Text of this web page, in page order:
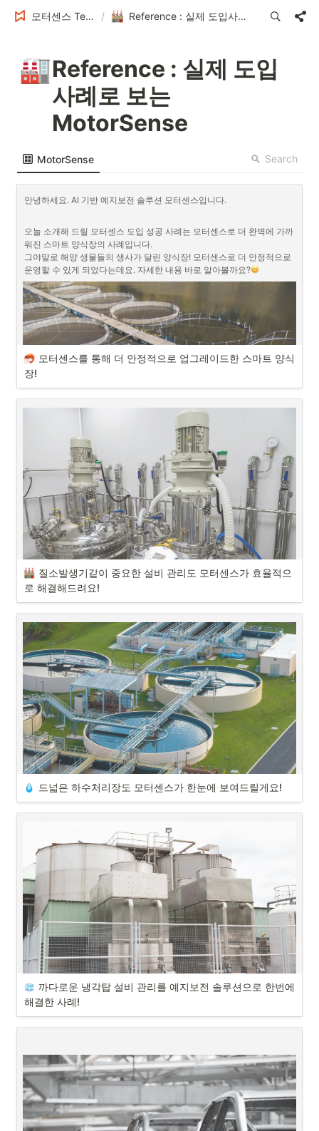
모터센스 Tech Blog / Reference : 실제 도입사례로 보는 MotorSense
🏭Reference : 실제 도입
사례로 보는
MotorSense
MotorSense Search
안녕하세요. AI 기반 예지보전 솔루션 모터센스입니다.
오늘 소개해 드릴 모터센스 도입 성공 사례는 모터센스로 더 완벽에 가까
워진 스마트 양식장의 사례입니다.
그야말로 해양 생물들의 생사가 달린 양식장! 모터센스로 더 안정적으로
운영할 수 있게 되었다는데요. 자세한 내용 바로 알아볼까요?
모터센스 고객사 실사용 후기, 스마트 양식장 도입 사례를 소개합니다!
#모터센스 #모터고장예측 #스마트양식장 #스마트설비관리 #설비관리
#양식장관리
도입 사례 간단 소개
“간단한 소개와 예지보전 솔루션 도입 계기를 부탁드려요.”
모터센스를 통해 더 안정적으로 업그레이드한 스마트 양식
장!
안녕하세요. AI 기반 예지보전 솔루션 모터센스입니다.
오늘 소개해 드릴 모터센스 도입 성공 사례는, 설비가 까다로운 질소발생
기 때문에 문제를 겪고 있던 전자 부품 제조공장의 이야기입니다!
모터센스가 어떻게 어려움을 덜어 줬을지 바로 확인해 보도록 하겠습니
모터센스 고객사 실사용 후기, 하수처리장 도입 성공 사례를 소개합니다!
#모터센스 #모터고장예측 #전자제품공장 #스마트설비관리 #설비관리
#질소발생기관리
도입 사례 간단 소개
고객사 : 전자 부품 제조 공장
설치 대상 : 질소 발생기
“예지보전 솔루션을 도입하게 된 계기가 있으실까요?”
저희는 자동차 부품부터 모터까지 다양한 전자 부품을 만드는 공장입니
다. 저희는 공정상 질소 발생기가 꼭 필요한데요. 질소발생기 관리에 어
려움이 있어서 예지보전 솔루션을 도입하게 됐습니다.
질소발생기같이 중요한 설비 관리도 모터센스가 효율적으
로 해결해드려요!
안녕하세요. AI 기반 예지보전 솔루션 모터센스입니다!
오늘 소개해 드릴 모터센스 도입 사례는 하수처리장 사례입니다.
하수처리장은 평소 너무 넓은 현장을 관리해야 하다 보니 여러 어려움이
있었다고 합니다. 예지보전 솔루션으로 어떻게 문제를 해결했을지 바로
확인해 보도록 하겠습니다.
모터센스 고객사 실사용 후기! 하수처리장 도입 성공 사례를 소개합니다.
#모터센스 #모터고장예측 #하수처리장 #스마트설비관리
도입 사례 간단 소개
고객사 : 하수처리장
설치 범위 : 펌프, 컴프레셔 등 시설 내 다양한 설비
“간단한 소개와 평소 겪으셨던 설비관리의 어려움을 알려주세요.”
드넓은 하수처리장도 모터센스가 한눈에 보여드릴게요!
안녕하세요. AI 기반 예지보전 솔루션 모터센스입니다!
오늘 소개해 드릴 모터센스 실제 도입 사례는 바로 비철금속 제조 공장
평소 설비 관리에 어려움을 겪었던 냉각탑에 예지보전 솔루션을 도입해
까요?
모터센스 고객사 실사용 후기! 비철금속 제조 공장 도입 성공 사례를 소
개합니다.
#모터센스 #모터고장예측 #비철금속 #냉각탑
까다로운 냉각탑 설비 관리를 예지보전 솔루션으로 한번에
해결한 사례!